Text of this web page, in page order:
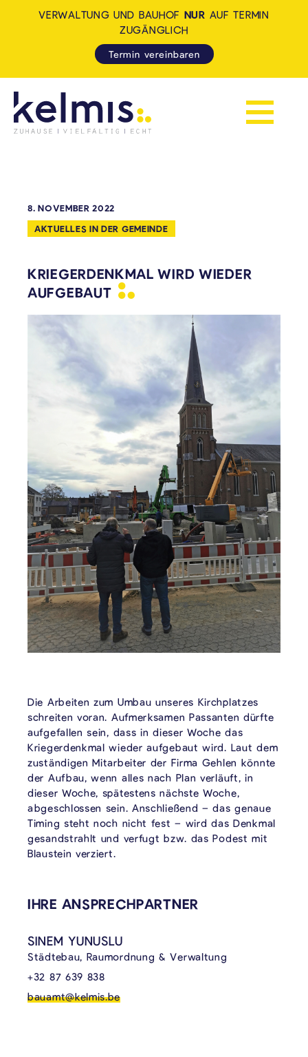
Navigation
VERWALTUNG UND BAUHOF NUR AUF TERMIN
ZUGÄNGLICH
Termin vereinbaren
8. NOVEMBER 2022
AKTUELLES IN DER GEMEINDE
KRIEGERDENKMAL WIRD WIEDER
AUFGEBAUT
Die Arbeiten zum Umbau unseres Kirchplatzes
schreiten voran. Aufmerksamen Passanten dürfte
aufgefallen sein, dass in dieser Woche das
Kriegerdenkmal wieder aufgebaut wird. Laut dem
zuständigen Mitarbeiter der Firma Gehlen könnte
der Aufbau, wenn alles nach Plan verläuft, in
dieser Woche, spätestens nächste Woche,
abgeschlossen sein. Anschließend – das genaue
Timing steht noch nicht fest – wird das Denkmal
gesandstrahlt und verfugt bzw. das Podest mit
Blaustein verziert.
VERKNÜPFTE INHALTE
IHRE ANSPRECHPARTNER
SINEM YUNUSLU
Städtebau, Raumordnung & Verwaltung
+32 87 639 838
bauamt@kelmis.be